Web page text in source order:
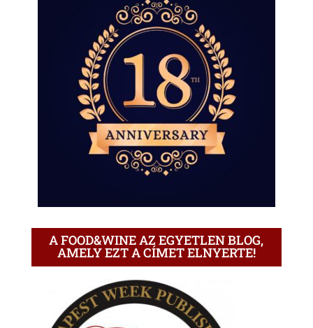
A FOOD&WINE AZ EGYETLEN BLOG,
AMELY EZT A CÍMET ELNYERTE!